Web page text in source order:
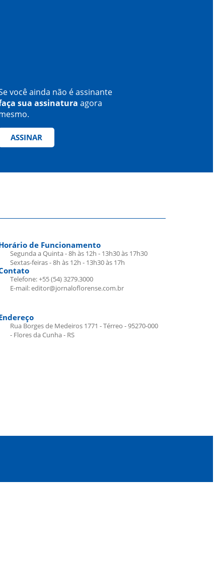
você ainda não é assinante
sua assinatura agora
ASSINAR
de Funcionamento
Segunda a Quinta - 8h às 12h - 13h30 às 17h30
Sextas-feiras - 8h às 12h - 13h30 às 17h
Telefone: +55 (54) 3279.3000
E-mail: editor@jornaloflorense.com.br
Rua Borges de Medeiros 1771 - Térreo - 95270-000
- Flores da Cunha - RS